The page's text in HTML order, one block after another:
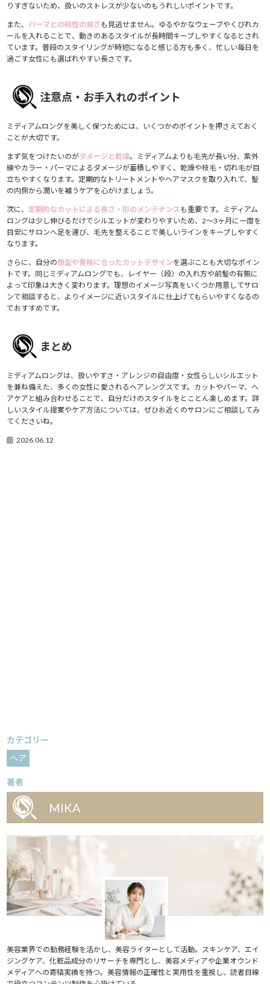
りすぎないため、扱いのストレスが少ないのもうれしいポイントです。
また、 パーマとの相性の良さも見逃せません。ゆるやかなウェーブやくびれカ
ールを入れることで、動きのあるスタイルが長時間キープしやすくなるとされ
ています。普段のスタイリングが時短になると感じる方も多く、忙しい毎日を
過ごす女性にも選ばれやすい長さです。
注意点・お手入れのポイント
ミディアムロングを美しく保つためには、いくつかのポイントを押さえておく
ことが大切です。
まず気をつけたいのがダメージと乾燥。ミディアムよりも毛先が長い分、紫外
線やカラー・パーマによるダメージが蓄積しやすく、乾燥や枝毛・切れ毛が目
立ちやすくなります。定期的なトリートメントやヘアマスクを取り入れて、髪
の内側から潤いを補うケアを心がけましょう。
次に、 定期的なカットによる長さ・形のメンテナンス も重要です。ミディアム
ロングは少し伸びるだけでシルエットが変わりやすいため、2〜3ヶ月に一度を
目安にサロンへ足を運び、毛先を整えることで美しいラインをキープしやすく
なります。
さらに、自分の顔型や骨格に合ったカットデザインを選ぶことも大切なポイン
トです。同じミディアムロングでも、レイヤー（段）の入れ方や前髪の有無に
よって印象は大きく変わります。理想のイメージ写真をいくつか用意してサロ
ンで相談すると、よりイメージに近いスタイルに仕上げてもらいやすくなるの
でおすすめです。
まとめ
ミディアムロングは、扱いやすさ・アレンジの自由度・女性らしいシルエット
を兼ね備えた、多くの女性に愛されるヘアレングスです。カットやパーマ、ヘ
アケアと組み合わせることで、自分だけのスタイルをとことん楽しめます。詳
しいスタイル提案やケア方法については、ぜひお近くのサロンにご相談してみ
てくださいね。
2026.06.12
カテゴリー
ヘア
著者
MIKA
美容業界での勤務経験を活かし、美容ライターとして活動。スキンケア、エイ
ジングケア、化粧品成分のリサーチを専門とし、美容メディアや企業オウンド
メディアへの寄稿実績を持つ。美容情報の正確性と実用性を重視し、読者目線